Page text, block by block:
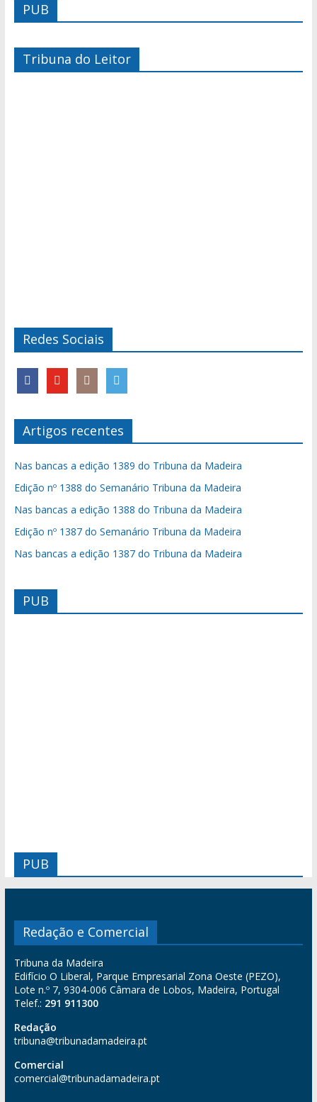
PUB
Tribuna do Leitor
Redes Sociais
Artigos recentes
Nas bancas a edição 1389 do Tribuna da Madeira
Edição nº 1388 do Semanário Tribuna da Madeira
Nas bancas a edição 1388 do Tribuna da Madeira
Edição nº 1387 do Semanário Tribuna da Madeira
Nas bancas a edição 1387 do Tribuna da Madeira
PUB
PUB
Redação e Comercial
Tribuna da Madeira
Edifício O Liberal, Parque Empresarial Zona Oeste (PEZO),
Lote n.º 7, 9304-006 Câmara de Lobos, Madeira, Portugal
Telef.: 291 911300
Redação
tribuna@tribunadamadeira.pt
Comercial
comercial@tribunadamadeira.pt